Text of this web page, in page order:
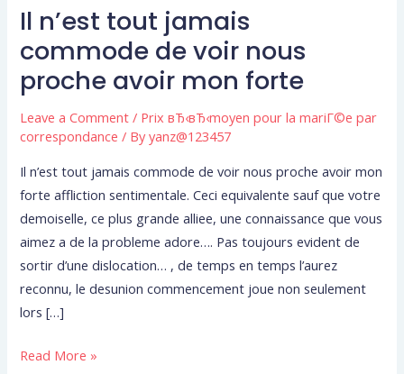
Il n’est tout jamais
commode de voir nous
proche avoir mon forte
Leave a Comment / Prix вЂ‹вЂ‹moyen pour la mariГ©e par
correspondance / Byyanz@123457
Il n’est tout jamais commode de voir nous proche avoir mon
forte affliction sentimentale. Ceci equivalente sauf que votre
demoiselle, ce plus grande alliee, une connaissance que vous
aimez a de la probleme adore…. Pas toujours evident de
sortir d’une dislocation… , de temps en temps l’aurez
reconnu, le desunion commencement joue non seulement
lors […]
Il
tout
jamais
commode
de
nous
proche
avoir
mon
forte
Read More »